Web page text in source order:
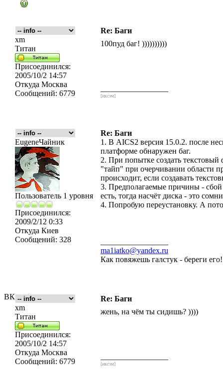
ВК
Re: Баги
xm
Титан
Присоединился:
2005/10/2 14:57
Откуда Москва
Сообщений: 6779
100пуд баг! ))))))))))
[икс́эм]
Re: Баги
EugeneЧайник
Пользователь 1 уровня
Присоединился:
2009/2/12 0:33
Откуда Киев
Сообщений: 328
1. В AICS2 версия 15.0.2. после
платформе обнаружен баг.
2. При попытке создать
"тайп" при очерчивании области
происходит, если создавать
3. Предполагаемые причины - сбой
есть, тогда насчёт диска - это
4. Попробую переустановку. А
ma1iatko@yandex.ru
Как повяжешь галстук - береги
Re: Баги
xm
Титан
Присоединился:
2005/10/2 14:57
Откуда Москва
Сообщений: 6779
жень, на чём ты сидишь? ))))
[икс́эм]